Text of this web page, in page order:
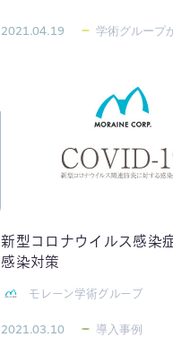
2021.04.19 学術グループ
新型コロナウイルス感染
感染対策
モレーン学術グループ
2021.03.10 導入事例